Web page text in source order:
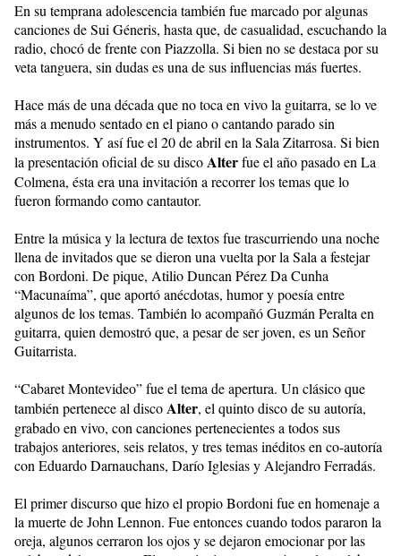
En su temprana adolescencia también fue marcado por algunas
canciones de Sui Géneris, hasta que, de casualidad, escuchando la
radio, chocó de frente con Piazzolla. Si bien no se destaca por su
veta tanguera, sin dudas es una de sus influencias más fuertes.
Hace más de una década que no toca en vivo la guitarra, se lo ve
más a menudo sentado en el piano o cantando parado sin
instrumentos. Y así fue el 20 de abril en la Sala Zitarrosa. Si bien
la presentación oficial de su discoAlterfue el año pasado en La
Colmena, ésta era una invitación a recorrer los temas que lo
fueron formando como cantautor.
Entre la música y la lectura de textos fue trascurriendo una noche
llena de invitados que se dieron una vuelta por la Sala a festejar
con Bordoni. De pique, Atilio Duncan Pérez Da Cunha
“Macunaíma”, que aportó anécdotas, humor y poesía entre
algunos de los temas. También lo acompañó Guzmán Peralta en
guitarra, quien demostró que, a pesar de ser joven, es un Señor
Guitarrista.
“Cabaret Montevideo” fue el tema de apertura. Un clásico que
también pertenece al discoAlter, el quinto disco de su autoría,
grabado en vivo, con canciones pertenecientes a todos sus
trabajos anteriores, seis relatos, y tres temas inéditos en co-autoría
con Eduardo Darnauchans, Darío Iglesias y Alejandro Ferradás.
El primer discurso que hizo el propio Bordoni fue en homenaje a
la muerte de John Lennon. Fue entonces cuando todos pararon la
oreja, algunos cerraron los ojos y se dejaron emocionar por las